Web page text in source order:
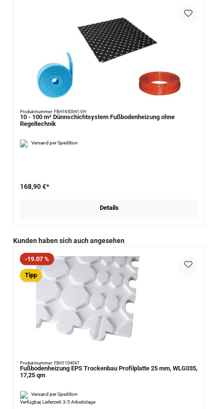
Produktnummer: FBH1650041-VH
10 - 100 m² Dünnschichtsystem Fußbodenheizung ohne
Regeltechnik
Versand per Spedition
168,90 €*
Details
Produktgalerie überspringen
Kunden haben sich auch angesehen
Rabatt
-19.07 %
Tipp
Produktnummer: FBH1104047
Fußbodenheizung EPS Trockenbau Profilplatte 25 mm, WLG035,
17,25 qm
Versand per Spedition
Verfügbar, Lieferzeit: 3-5 Arbeitstage